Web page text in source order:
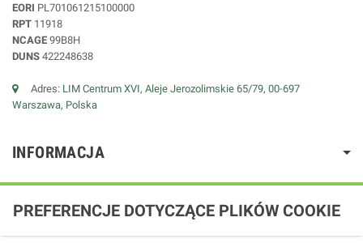
EORI PL701061215100000
RPT 11918
NCAGE 99B8H
DUNS 422248638
Adres: LIM Centrum XVI, Aleje Jerozolimskie 65/79, 00-697
Warszawa, Polska
INFORMACJA
PREFERENCJE DOTYCZĄCE PLIKÓW COOKIE